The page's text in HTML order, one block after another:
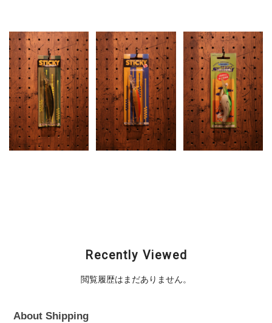
Recently Viewed
閲覧履歴はまだありません。
About Shipping